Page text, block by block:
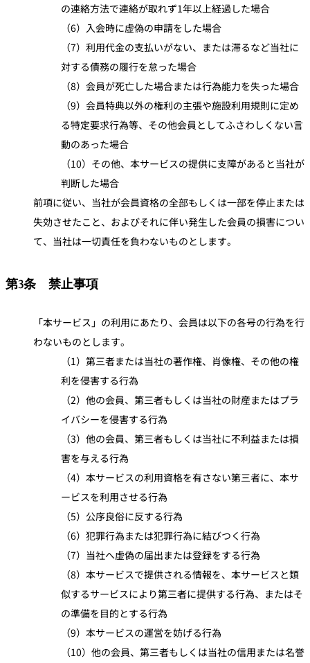
の連絡方法で連絡が取れず1年以上経過した場合
（6）入会時に虚偽の申請をした場合
（7）利用代金の支払いがない、または滞るなど当社に
対する債務の履行を怠った場合
（8）会員が死亡した場合または行為能力を失った場合
（9）会員特典以外の権利の主張や施設利用規則に定め
る特定要求行為等、その他会員としてふさわしくない言
動のあった場合
（10）その他、本サービスの提供に支障があると当社が
判断した場合
前項に従い、当社が会員資格の全部もしくは一部を停止または
失効させたこと、およびそれに伴い発生した会員の損害につい
て、当社は一切責任を負わないものとします。
第3条 禁止事項
「本サービス」の利用にあたり、会員は以下の各号の行為を行
わないものとします。
（1）第三者または当社の著作権、肖像権、その他の権
利を侵害する行為
（2）他の会員、第三者もしくは当社の財産またはプラ
イバシーを侵害する行為
（3）他の会員、第三者もしくは当社に不利益または損
害を与える行為
（4）本サービスの利用資格を有さない第三者に、本サ
ービスを利用させる行為
（5）公序良俗に反する行為
（6）犯罪行為または犯罪行為に結びつく行為
（7）当社へ虚偽の届出または登録をする行為
（8）本サービスで提供される情報を、本サービスと類
似するサービスにより第三者に提供する行為、またはそ
の準備を目的とする行為
（9）本サービスの運営を妨げる行為
（10）他の会員、第三者もしくは当社の信用または名誉